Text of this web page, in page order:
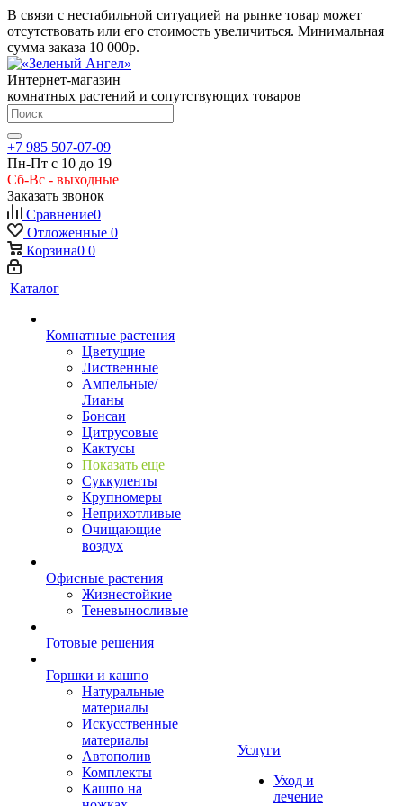
В связи с нестабильной ситуацией на рынке товар может
отсутствовать или его стоимость увеличиться. Минимальная
сумма заказа 10 000р.
Интернет-магазин
комнатных растений и сопутствующих товаров
+7 985 507-07-09
Пн-Пт с 10 до 19
Сб-Вс - выходные
Заказать звонок
Сравнение0
Отложенные 0
Корзина0 0
Каталог
Комнатные растения
Цветущие
Лиственные
Ампельные/
Лианы
Бонсаи
Цитрусовые
Кактусы
Показать еще
Суккуленты
Крупномеры
Неприхотливые
Очищающие
воздух
Офисные растения
Жизнестойкие
Теневыносливые
Готовые решения
Горшки и кашпо
Натуральные
материалы
Искусственные
материалы
Автополив
Комплекты
Кашпо на
Услуги
Уход и
лечение